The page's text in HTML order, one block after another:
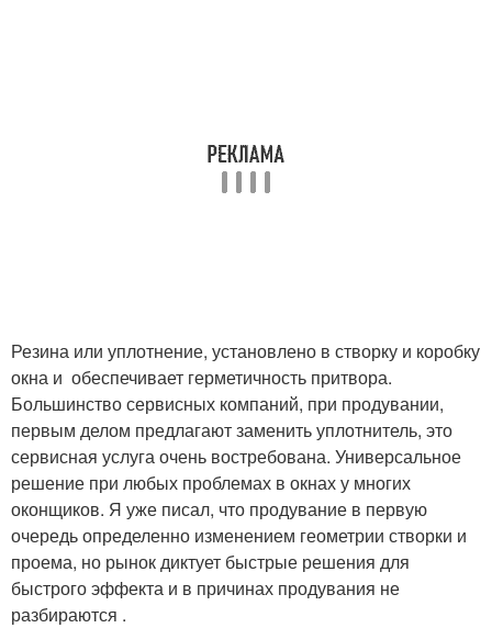
уплотнитель
деревянных окон
Уплотнитель на окна
Уплотнители для
пластиковых окон
Поролоновые
уплотнители
Резина или уплотнение, установлено в створку и коробку
окна и обеспечивает герметичность притвора.
Большинство сервисных компаний, при продувании,
первым делом предлагают заменить уплотнитель, это
сервисная услуга очень востребована. Универсальное
решение при любых проблемах в окнах у многих
оконщиков. Я уже писал, что продувание в первую
очередь определенно изменением геометрии створки и
проема, но рынок диктует быстрые решения для
быстрого эффекта и в причинах продувания не
разбираются .